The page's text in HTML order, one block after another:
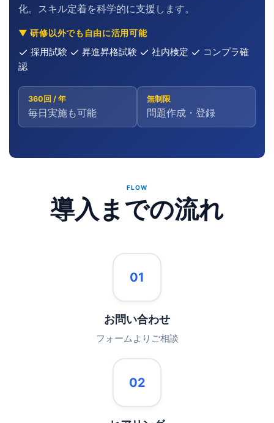
化。スキル定着を科学的に支援します。
▼ 研修以外でも自由に活用可能
採用試験 昇進昇格試験 社内検定
コンプラ確
認
360回 / 年
毎日実施も可能
無制限
問題作成・登録
FLOW
導入までの流れ
01
お問い合わせ
フォームよりご相談
02